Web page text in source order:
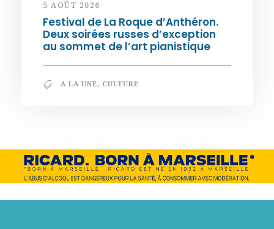
5 AOÛT 2026
Festival de La Roque d’Anthéron.
Deux soirées russes d’exception
au sommet de l’art pianistique
A LA UNE, CULTURE